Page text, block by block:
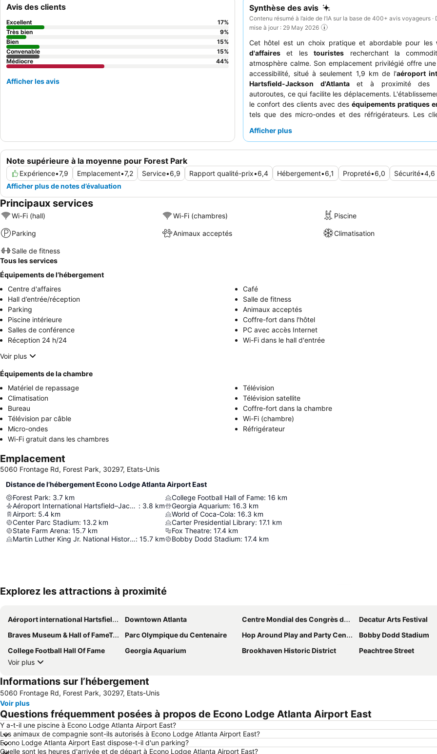
Synthèse des avis
Contenu résumé à l’aide de l’IA sur la base de 400+ avis voyageurs ·
mise à jour : 29 May 2026
Cet hôtel est un choix pratique et abordable pour les
d'affaires et lestouristes recherchant la
atmosphère calme. Son emplacement privilégié offre
accessibilité, situé à seulement 1,9 km de l'aéroport
Hartsfield-Jackson d'Atlantaet à proximité des
autoroutes, ce qui facilite les déplacements.
le confort des clients avec des équipements pratiques
tels que des micro-ondes et des réfrigérateurs. Les
disponibilité d'un petit-déjeuner basique, qui comprend
l'hôtel afin de minimiser le bruit de l'autoroute.
Afficher plus
Note supérieure à la moyenne pour Forest Park
Expérience•7,9 Emplacement•7,2 Service•6,9 Rapport qualité-prix•6,4 Hébergement•6,1 Propreté•6,0 Sécurité•4,6
Afficher plus de notes d’évaluation
Avis des clients
Excellent 17%
Très bien
9%
Bien
15%
Convenable
15%
Médiocre
44%
Afficher les avis
Principaux services
Wi-Fi (hall) Wi-Fi (chambres) Piscine
Parking Animaux acceptés Climatisation
Salle de fitness
Tous les services
Équipements de l’hébergement
Centre d'affaires
Café
Hall d’entrée/réception
Salle de fitness
Parking
Animaux acceptés
Piscine intérieure
Coffre-fort dans l'hôtel
Salles de conférence
PC avec accès Internet
Réception 24 h/24
Wi-Fi dans le hall d'entrée
Voir plus
Équipements de la chambre
Matériel de repassage
Télévision
Climatisation
Télévision satellite
Bureau
Coffre-fort dans la chambre
Télévision par câble
Wi-Fi (chambre)
Micro-ondes
Réfrigérateur
Wi-Fi gratuit dans les chambres
Emplacement
5060 Frontage Rd, Forest Park, 30297, Etats-Unis
Distance de l’hébergement Econo Lodge Atlanta Airport East
Forest Park: 3.7 km
Aéroport International Hartsfield–Jackson D'atlanta : 3.8 km
Airport: 5.4 km
Center Parc Stadium: 13.2 km
State Farm Arena: 15.7 km
Martin Luther King Jr. National Historic Site: 15.7 km
College Football Hall of Fame: 16 km
Georgia Aquarium: 16.3 km
World of Coca-Cola: 16.3 km
Carter Presidential Library: 17.1 km
Fox Theatre: 17.4 km
Bobby Dodd Stadium: 17.4 km
Explorez les attractions à proximité
Aéroport international Hartsfield-Jackson d'Atlanta Downtown Atlanta Centre Mondial des Congrès de Géorgie
Decatur Arts Festival
Braves Museum & Hall of FameTurner Field Tours
Parc Olympique du Centenaire Hop Around Play and Party Center
Bobby Dodd Stadium
College Football Hall Of Fame
Georgia Aquarium Brookhaven Historic District
Peachtree Street
Voir plus
Informations sur l’hébergement
5060 Frontage Rd, Forest Park, 30297, Etats-Unis
Voir plus
Questions fréquemment posées à propos de Econo Lodge Atlanta Airport East
Y a-t-il une piscine à Econo Lodge Atlanta Airport East?
Les animaux de compagnie sont-ils autorisés à Econo Lodge Atlanta Airport East?
Econo Lodge Atlanta Airport East dispose-t-il d'un parking?
Quelle sont les heures d'arrivée et de départ à Econo Lodge Atlanta Airport East?